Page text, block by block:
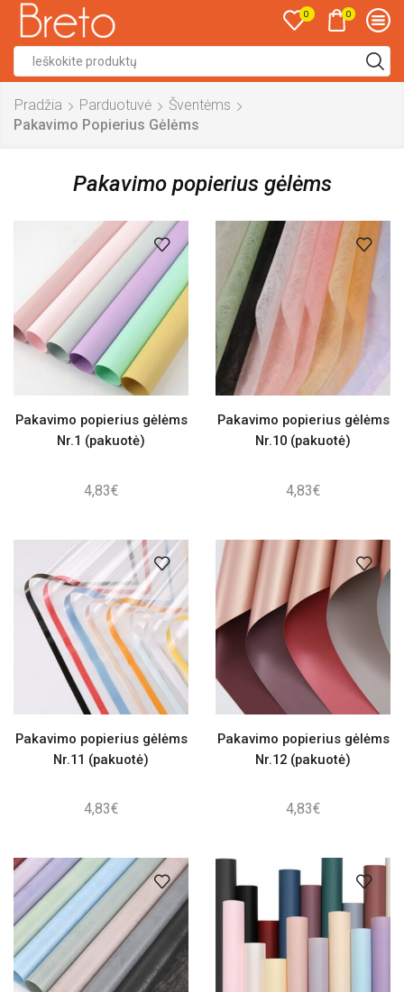
0 0
Pradžia Parduotuvė
Šventėms
Pakavimo Popierius Gėlėms
Pakavimo popierius gėlėms
Pakavimo popierius gėlėms
Nr.1 (pakuotė)
4,83€
Pakavimo popierius gėlėms
Nr.10 (pakuotė)
4,83€
Pakavimo popierius gėlėms
Nr.11 (pakuotė)
4,83€
Pakavimo popierius gėlėms
Nr.12 (pakuotė)
4,83€